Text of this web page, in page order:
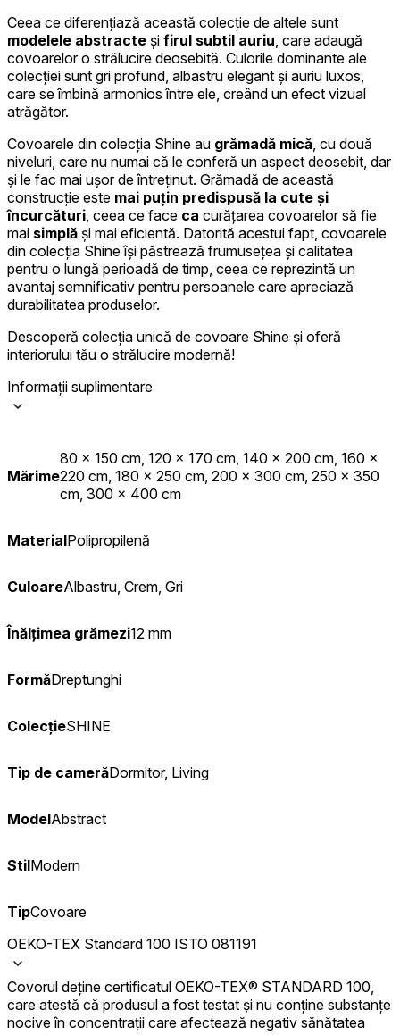
Ceea ce diferențiază această colecție de altele sunt
modelele abstracte și firul subtil auriu , care adaugă
covoarelor o strălucire deosebită. Culorile dominante ale
colecției sunt gri profund, albastru elegant și auriu luxos,
care se îmbină armonios între ele, creând un efect vizual
atrăgător.
Covoarele din colecția Shine au grămadă mică , cu două
niveluri, care nu numai că le conferă un aspect deosebit, dar
și le fac mai ușor de întreținut. Grămadă de această
construcție este mai puțin predispusă la cute și
încurcături , ceea ce face ca curățarea covoarelor să fie
mai simplă și mai eficientă. Datorită acestui fapt, covoarele
din colecția Shine își păstrează frumusețea și calitatea
pentru o lungă perioadă de timp, ceea ce reprezintă un
avantaj semnificativ pentru persoanele care apreciază
durabilitatea produselor.
Descoperă colecția unică de covoare Shine și oferă
interiorului tău o strălucire modernă!
Informații suplimentare
Mărime
80 x 150 cm, 120 x 170 cm, 140 x 200 cm, 160 x
220 cm, 180 x 250 cm, 200 x 300 cm, 250 x 350
cm, 300 x 400 cm
MaterialPolipropilenă
CuloareAlbastru, Crem, Gri
Înălțimea grămezi12 mm
FormăDreptunghi
ColecțieSHINE
Tip de camerăDormitor, Living
ModelAbstract
StilModern
TipCovoare
OEKO-TEX Standard 100 ISTO 081191
Covorul deține certificatul OEKO-TEX® STANDARD 100,
care atestă că produsul a fost testat și nu conține substanțe
nocive în concentrații care afectează negativ sănătatea